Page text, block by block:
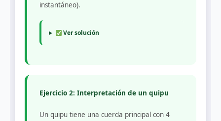
instantáneo).
Ver solución
Ejercicio 2: Interpretación de un quipu
Un quipu tiene una cuerda principal con 4